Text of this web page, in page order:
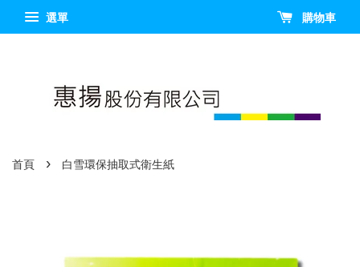
選單 購物車
首頁 › 白雪環保抽取式衛生紙